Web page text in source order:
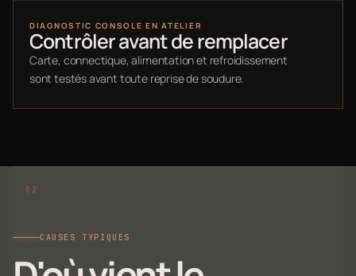
DIAGNOSTIC CONSOLE EN ATELIER
Contrôler avant de remplacer
Carte, connectique, alimentation et refroidissement
sont testés avant toute reprise de soudure.
CAUSES TYPIQUES